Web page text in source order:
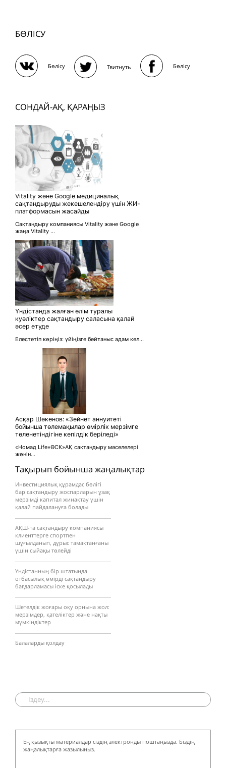
Тақырып бойынша жаңалықтар
Инвестициялық құрамдас бөлігі
бар сақтандыру жоспарларын ұзақ
мерзімді капитал жинақтау үшін
қалай пайдалануға болады
АҚШ-та сақтандыру компаниясы
клиенттерге спортпен
шұғылданып, дұрыс тамақтанғаны
үшін сыйақы төлейді
Үндістанның бір штатында
отбасылық өмірді сақтандыру
бағдарламасы іске қосылады
Шетелдік жоғары оқу орнына жол:
мерзімдер, қателіктер және нақты
мүмкіндіктер
Балаларды қолдау
БӨЛІСУ
Бөлісу Твитнуть Бөлісу
СОНДАЙ-АҚ, ҚАРАҢЫЗ
Vitality және Google медициналық
сақтандыруды жекешелендіру үшін ЖИ-
платформасын жасайды
Сақтандыру компаниясы Vitality және Google
жаңа Vitality ...
Үндістанда жалған өлім туралы
куәліктер сақтандыру саласына қалай
әсер етуде
Елестетіп көріңіз: үйіңізге бейтаныс адам кел...
Асқар Шәкенов: «Зейнет аннуитеті
бойынша төлемақылар өмірлік мерзімге
төленетіндігіне кепілдік беріледі»
«Номад Life»ӨСК»АҚ сақтандыру мәселелері
жөнін...
Ең қызықты материалдар сіздің электронды поштаңызда. Біздің
жаңалықтарға жазылыңыз.